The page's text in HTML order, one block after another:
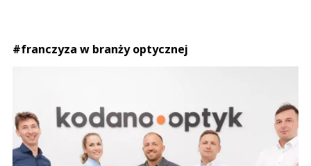
#franczyza w branży optycznej